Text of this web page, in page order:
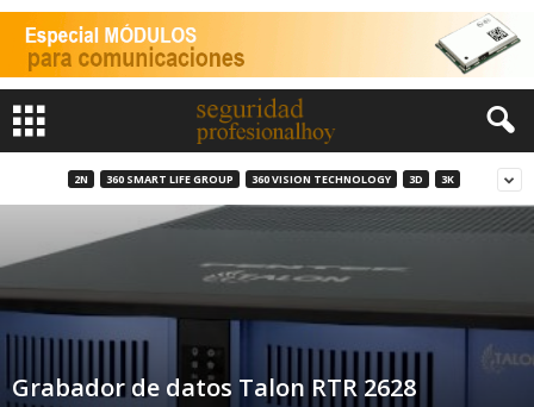
2N 360 SMART LIFE GROUP 360 VISION TECHNOLOGY 3D 3K
Grabador de datos Talon RTR 2628